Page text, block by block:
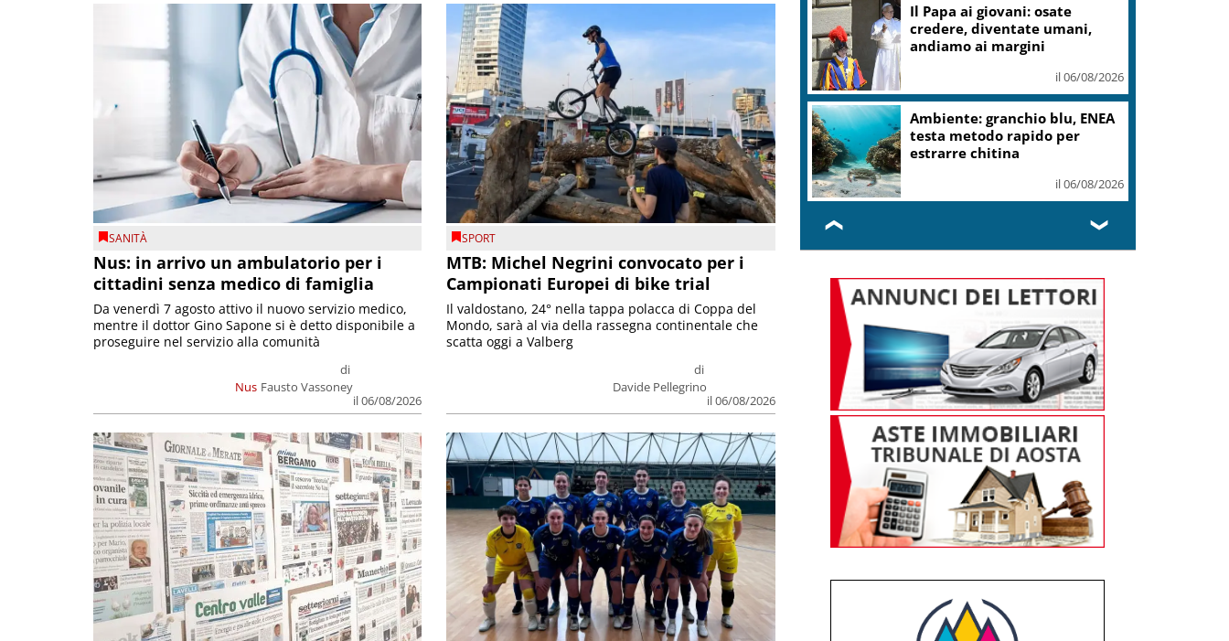
SANITÀ
Nus: in arrivo un ambulatorio per i
cittadini senza medico di famiglia
Nus
di
Fausto Vassoney
il 06/08/2026
Da venerdì 7 agosto attivo il nuovo servizio medico,
mentre il dottor Gino Sapone si è detto disponibile a
proseguire nel servizio alla comunità
SPORT
MTB: Michel Negrini convocato per i
Campionati Europei di bike trial
di
Davide Pellegrino
il 06/08/2026
Il valdostano, 24° nella tappa polacca di Coppa del
Mondo, sarà al via della rassegna continentale che
scatta oggi a Valberg
Il Papa ai giovani: osate
credere, diventate umani,
andiamo ai margini
il 06/08/2026
Ambiente: granchio blu, ENEA
testa metodo rapido per
estrarre chitina
il 06/08/2026
❮ ❯